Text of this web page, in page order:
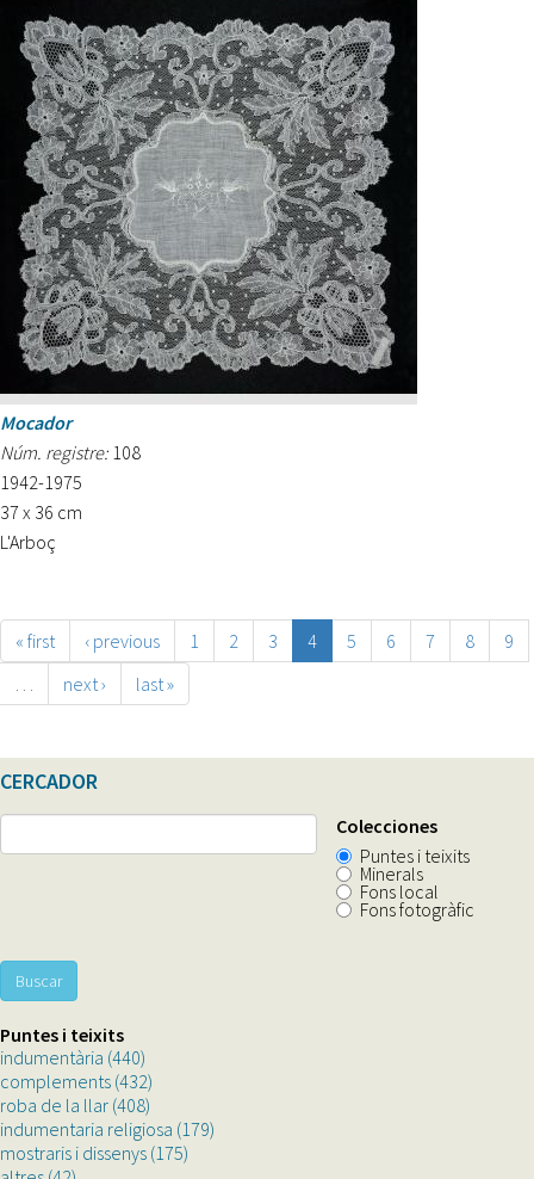
Mocador
Núm. registre: 108
1942-1975
37 x 36 cm
L'Arboç
« first ‹ previous 1 2 3 4 5 6 7 8
9
next › last »
CERCADOR
Colecciones
Puntes i teixits
Minerals
Fons local
Fons fotogràfic
Buscar
Puntes i teixits
indumentària (440)
indumentària
filter
complements (432)
filter
roba de la llar (408)
roba
de
indumentaria religiosa (179)
mostraris i dissenys (175)